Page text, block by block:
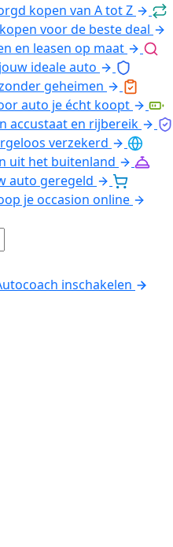
kopen van A tot Z
voor de beste deal
en leasen op maat
ideale auto
geheimen
auto je écht koopt
accustaat en rijbereik
verzekerd
uit het buitenland
auto geregeld
je occasion online
inschakelen